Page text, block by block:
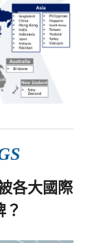
各大國際